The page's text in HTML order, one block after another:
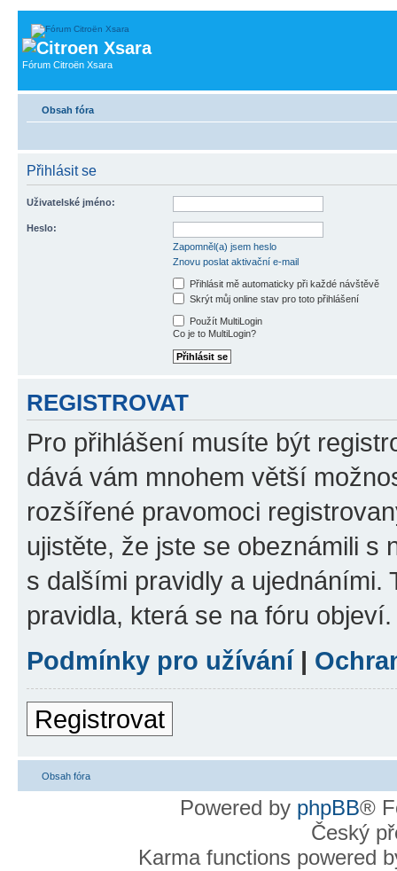
Fórum Citroën Xsara
Obsah fóra
Přihlásit se
Uživatelské jméno:
Heslo:
Zapomněl(a) jsem heslo
Znovu poslat aktivační e-mail
Přihlásit mě automaticky při každé návštěvě
Skrýt můj online stav pro toto přihlášení
Použít MultiLogin
Co je to MultiLogin?
REGISTROVAT
Pro přihlášení musíte být
dává vám mnohem větší
rozšířené pravomoci
ujistěte, že jste se obeznámili s
s dalšími pravidly a ujednáními.
pravidla, která se na fóru objeví.
Podmínky pro užívání |
Registrovat
Obsah fóra
Powered by phpBB®
Český
Karma functions powered